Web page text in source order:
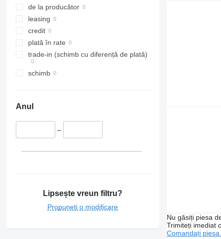
de la producător
leasing
credit
plată în rate
trade-in (schimb cu diferență de plată)
schimb
Anul
–
Lipsește vreun filtru?
Propuneți o modificare
Nu găsiți piesa
Trimiteți imediat
Comandați